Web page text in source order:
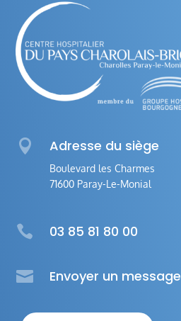
 Adresse du siège
Boulevard les Charmes
71600 Paray-Le-Monial
 03 85 81 80 00
 Envoyer un message